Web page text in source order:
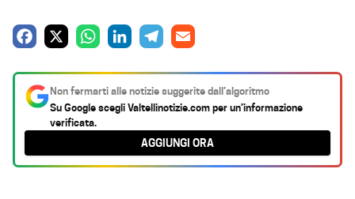
c
e
b
o
t
s
A
k
e
d
e
g
r
a
i
l
Non fermarti alle notizie suggerite dall’algoritmo
Su Google scegliValtellinotizie.comper un’informazione
verificata.
AGGIUNGI ORA